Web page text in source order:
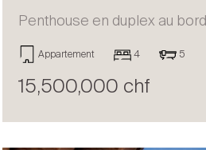
Penthouse en duplex au
Appartement 4 5
15,500,000 chf